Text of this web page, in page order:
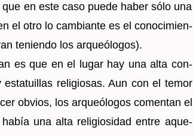
en este caso puede haber sólo una
el otro lo cam­bian­te es el co­no­ci­mien­
te­nien­do los ar­queó­lo­gos).
es que en el lugar hay una alta con­
re­li­gio­sas. Aun con el temor
ob­vios, los ar­queó­lo­gos co­men­tan el
una alta re­li­gio­si­dad entre aque­